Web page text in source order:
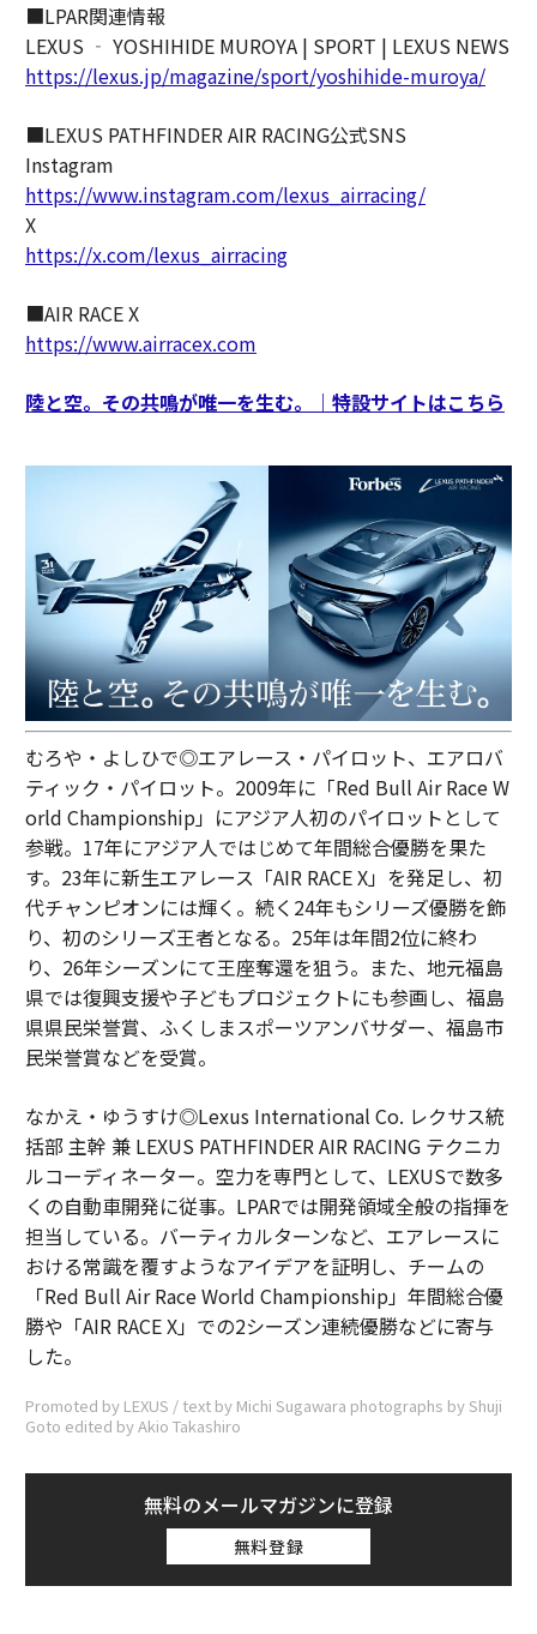
■LPAR関連情報
LEXUS ‐ YOSHIHIDE MUROYA | SPORT | LEXUS NEWS
https://lexus.jp/magazine/sport/yoshihide-muroya/
■LEXUS PATHFINDER AIR RACING公式SNS
Instagram
https://www.instagram.com/lexus_airracing/
X
https://x.com/lexus_airracing
■AIR RACE X
https://www.airracex.com
陸と空。その共鳴が唯一を生む。｜特設サイトはこちら
むろや・よしひで◎エアレース・パイロット、エアロバ
ティック・パイロット。2009年に「Red Bull Air Race W
orld Championship」にアジア人初のパイロットとして
参戦。17年にアジア人ではじめて年間総合優勝を果た
す。23年に新生エアレース「AIR RACE X」を発足し、初
代チャンピオンには輝く。続く24年もシリーズ優勝を飾
り、初のシリーズ王者となる。25年は年間2位に終わ
り、26年シーズンにて王座奪還を狙う。また、地元福島
県では復興支援や子どもプロジェクトにも参画し、福島
県県民栄誉賞、ふくしまスポーツアンバサダー、福島市
民栄誉賞などを受賞。
なかえ・ゆうすけ◎Lexus International Co. レクサス統
括部 主幹 兼 LEXUS PATHFINDER AIR RACING テクニカ
ルコーディネーター。空力を専門として、LEXUSで数多
くの自動車開発に従事。LPARでは開発領域全般の指揮を
担当している。バーティカルターンなど、エアレースに
おける常識を覆すようなアイデアを証明し、チームの
「Red Bull Air Race World Championship」年間総合優
勝や「AIR RACE X」での2シーズン連続優勝などに寄与
した。
Promoted by LEXUS / text by Michi Sugawara photographs by Shuji
Goto edited by Akio Takashiro
無料のメールマガジンに登録
無料登録